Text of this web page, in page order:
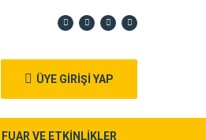
ÜYE GİRİŞİ YAP
FUAR VE ETKİNLİKLER